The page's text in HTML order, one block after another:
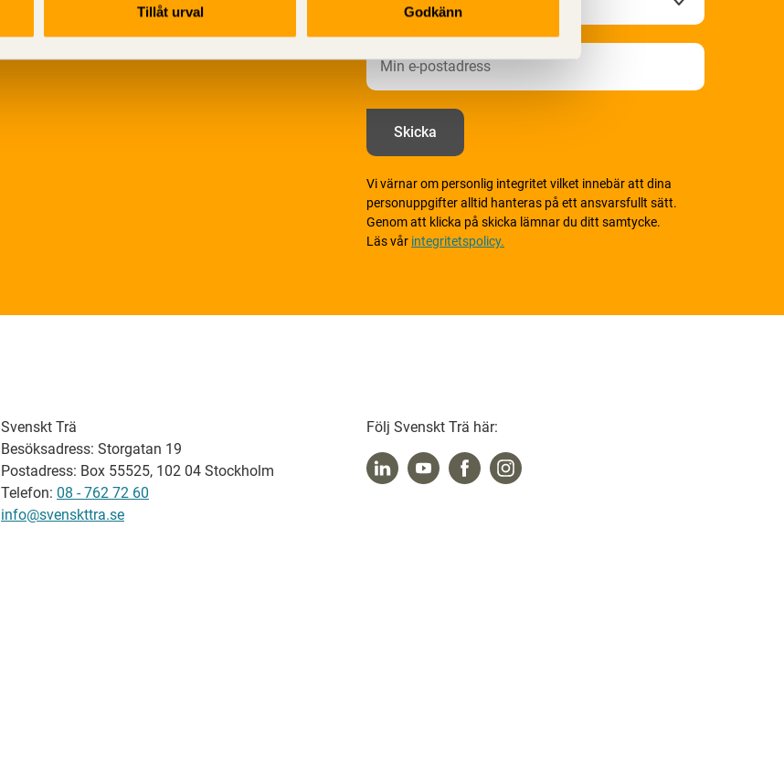
Tillåt urval Godkänn
Vi värnar om personlig integritet vilket innebär att dina
personuppgifter alltid hanteras på ett ansvarsfullt sätt.
Genom att klicka på skicka lämnar du ditt samtycke.
Läs vår integritetspolicy.
Svenskt Trä
Besöksadress: Storgatan 19
Postadress: Box 55525, 102 04 Stockholm
Telefon: 08 - 762 72 60
info@svenskttra.se
Följ Svenskt Trä här: